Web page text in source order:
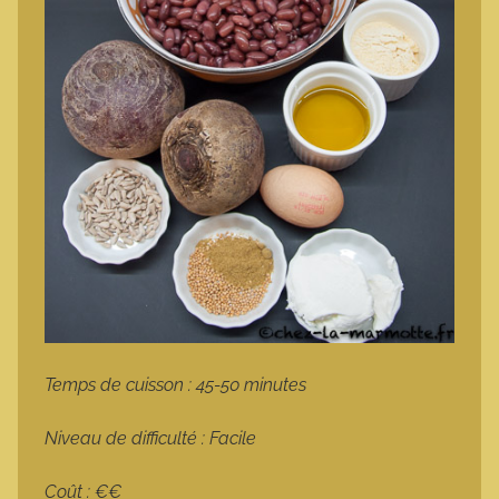
Temps de cuisson : 45-50 minutes
Niveau de difficulté : Facile
Coût : €€